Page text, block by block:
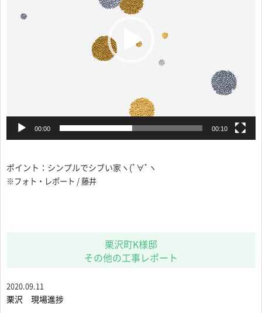
00:00 00:10
ポイント：シンプルでシブい家ヽ(ﾟ∀ﾟヽ
※フォト・レポート / 藤井
栗沢町K様邸
その他の工事レポート
2020.09.11
栗沢 現場進捗